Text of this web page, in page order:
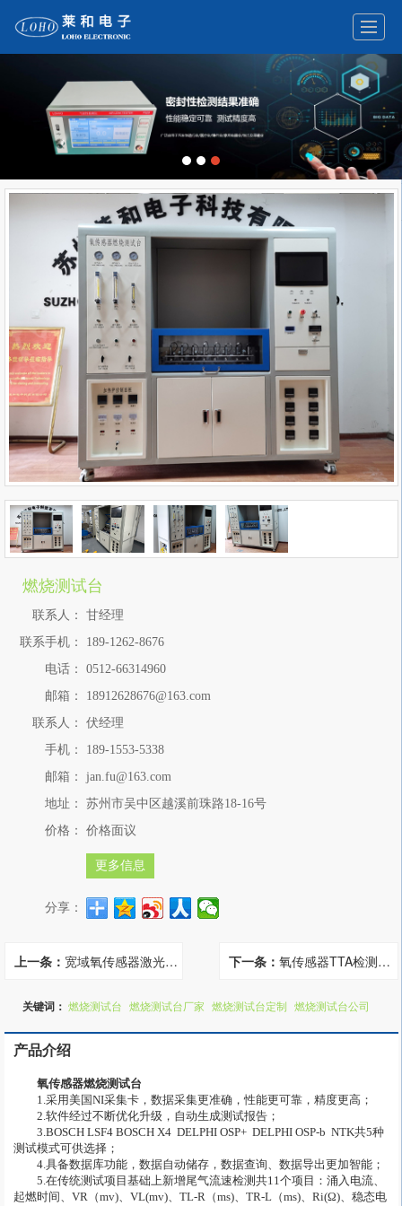
燃烧测试台
联系人：
甘经理
联系手机：
189-1262-8676
电话：
0512-66314960
邮箱：
18912628676@163.com
联系人：
伏经理
手机：
189-1553-5338
邮箱：
jan.fu@163.com
地址：
苏州市吴中区越溪前珠路18-16号
价格：
价格面议
更多信息
分享：
上一条： 宽域氧传感器激光调阻 下一条： 氧传感器TTA检测设备
关键词： 燃烧测试台 燃烧测试台厂家 燃烧测试台定制 燃烧测试台公司
产品介绍
氧传感器燃烧测试台
1.采用美国NI采集卡，数据采集更准确，性能更可靠，精度更高；
2.软件经过不断优化升级，自动生成测试报告；
3.BOSCH LSF4 BOSCH X4  DELPHI OSP+  DELPHI OSP-b  NTK共5种
测试模式可供选择；
4.具备数据库功能，数据自动储存，数据查询、数据导出更加智能；
5.在传统测试项目基础上新增尾气流速检测共11个项目：涌入电流、
起燃时间、VR（mv)、VL(mv)、TL-R（ms)、TR-L（ms)、Ri(Ω)、稳态电